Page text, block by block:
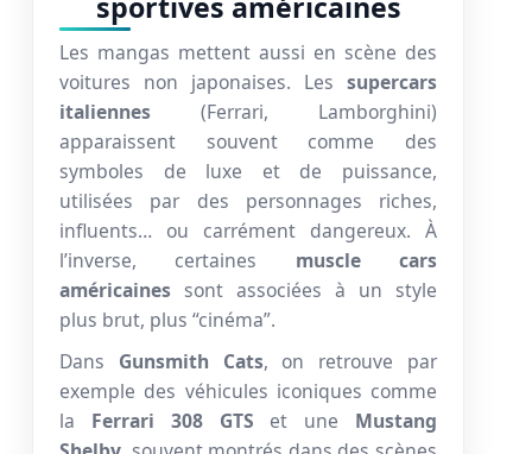
Les mangas mettent aussi en scène des
voitures non japonaises. Les supercars
italiennes (Ferrari, Lamborghini)
apparaissent souvent comme des
symboles de luxe et de puissance,
utilisées par des personnages riches,
influents… ou carrément dangereux. À
l’inverse, certaines muscle cars
américaines sont associées à un style
plus brut, plus “cinéma”.
Dans Gunsmith Cats, on retrouve par
exemple des véhicules iconiques comme
la Ferrari 308 GTS et une Mustang